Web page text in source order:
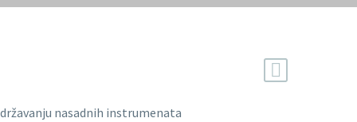
nasadnih instrumenata